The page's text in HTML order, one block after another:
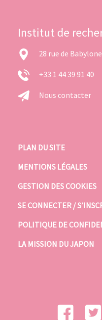
Institut de
28 rue de
+33 1 44 39 91 40
Nous contacter
PLAN DU SITE
MENTIONS LÉGALES
GESTION DES COOKIES
SE CONNECTER /
POLITIQUE DE
LA MISSION DU JAPON